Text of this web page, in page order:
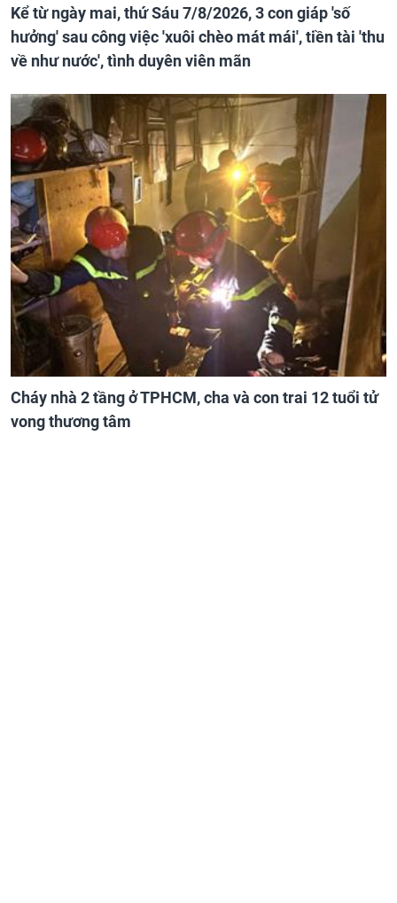
Kể từ ngày mai, thứ Sáu 7/8/2026, 3 con giáp 'số
hưởng' sau công việc 'xuôi chèo mát mái', tiền tài 'thu
về như nước', tình duyên viên mãn
Cháy nhà 2 tầng ở TPHCM, cha và con trai 12 tuổi tử
vong thương tâm